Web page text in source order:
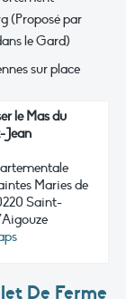
(Proposé par
le Gard)
sur place
le Mas du
Jean
Maries de
Saint-
De Ferme